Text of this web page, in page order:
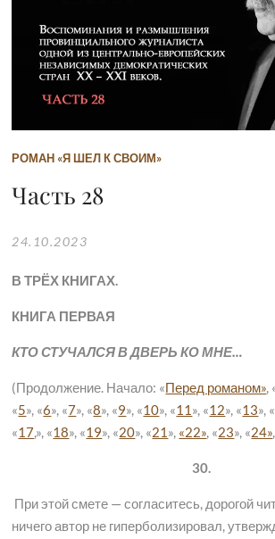
РОМАН «Я ШЕЛ К СВОИМ»
Часть 28
24.10.2023
В ТРЁХ КНИГАХ.
КНИГА ПЕРВАЯ
КТО СТУЧАЛСЯ В ДВЕРЬ КО МНЕ…
(Продолжение. Начало: «Перед романом»,
«5», «6», «7», «8», «9», «10», «11 », «12», «13», «
«17,», «18», «19», «20», «21 », «22», «23», «24»
30.
При этой смете — согласитесь, дорогой
ничего автор не гиперболизировал,